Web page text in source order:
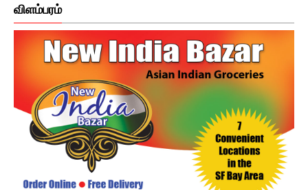
விளம்பரம்